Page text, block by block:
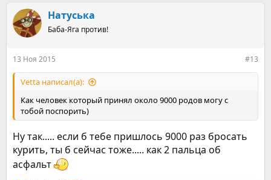
к
ц
и
Натуська
Баба-Яга против!
13 Ноя 2015 #13
Vetta написал(а):
Как человек который принял около 9000 родов могу с
тобой поспорить)
Ну так..... если б тебе пришлось 9000 раз бросать
курить, ты б сейчас тоже..... как 2 пальца об
асфальт